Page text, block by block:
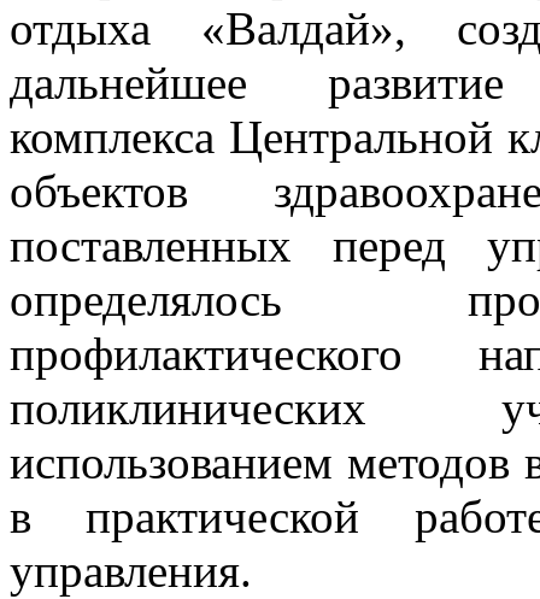
отдыха «Валдай»,
дальнейшее
комплекса Центральной
объектов
поставленных перед
определялось
профилактического
поликлинических
использованием методов
в практической
управления.